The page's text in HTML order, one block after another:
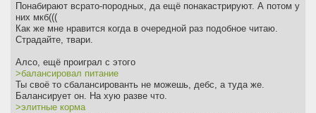
Понабирают всрато-породных, да ещё понакастрируют. А потом у
них мкб(((
Как же мне нравится когда в очередной раз подобное читаю.
Страдайте, твари.
Алсо, ещё проиграл с этого
>балансировал питание
Ты своё то сбалансированть не можешь, дебс, а туда же.
Балансирует он. На хую разве что.
>элитные корма